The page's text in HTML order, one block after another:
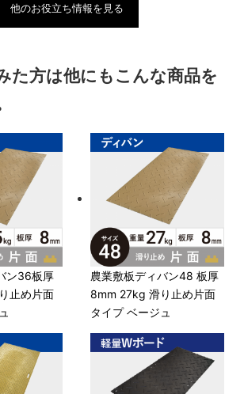
他のお役立ち情報を見る
た方は他にもこんな商品を
ン36板厚
止め片面
農業敷板ディバン48 板厚
8mm 27kg 滑り止め片面
タイプ ベージュ